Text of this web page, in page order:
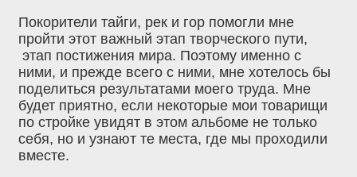
Покорители тайги, рек и гор помогли мне
пройти этот важный этап творческого пути,
этап постижения мира. Поэтому именно с
ними, и прежде всего с ними, мне хотелось бы
поделиться результатами моего труда. Мне
будет приятно, если некоторые мои товарищи
по стройке увидят в этом альбоме не только
себя, но и узнают те места, где мы проходили
вместе.